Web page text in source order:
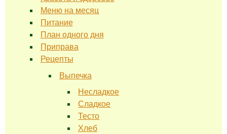
Меню на месяц
Питание
План одного дня
Приправа
Рецепты
Выпечка
Несладкое
Сладкое
Тесто
Хлеб